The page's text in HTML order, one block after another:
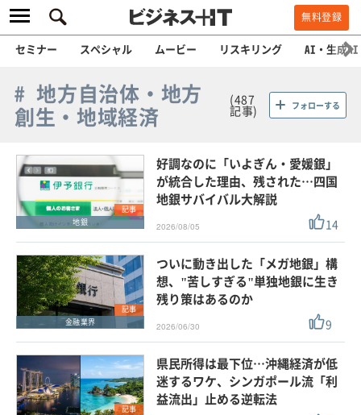
無料登録
セミナー スペシャル ムービー リスキリング AI・生成AI
# 地方自治体・地方
創生・地域経済
(487
記事) フォローする
記事
地銀
好調なのに「いよぎん・愛媛銀」
が統合した理由、残された…四国
地銀サバイバル大解説
2026/08/05 14
記事
金融業界
ついに動き出した「メガ地銀」構
想、"苦しすぎる"単独地銀に生き
残り策はあるのか
2026/06/30 9
記事
県民所得は最下位…沖縄経済が低
迷するワケ、シンガポール流「利
益流出」止める逆転法